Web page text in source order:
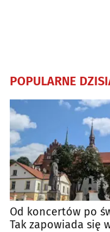
POPULARNE
Od koncertów po
Tak zapowiada się